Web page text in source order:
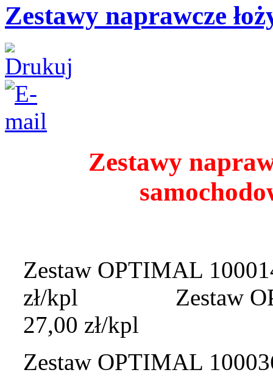
Zestawy naprawcze
Zestawy
Zestaw OPTIMAL
zł/kpl Zestaw
27,00 zł/kpl
Zestaw OPTIMAL